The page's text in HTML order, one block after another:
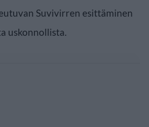
Suvivirren esittäminen
uskonnollista.